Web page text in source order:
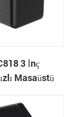
3 İnç
Masaüstü
ve Paket